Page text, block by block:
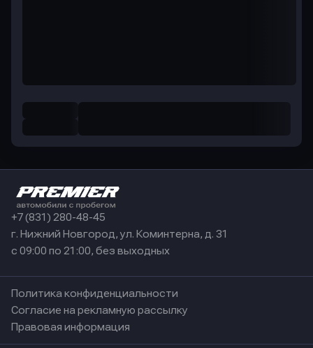
+7 (831) 280-48-45
г. Нижний Новгород, ул. Коминтерна, д. 31
с 09:00 по 21:00, без выходных
Политика конфиденциальности
Согласие на рекламную рассылку
Правовая информация